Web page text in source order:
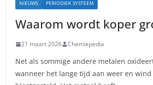
NIEUWS PERIODIEK SYSTEEM
Waarom wordt koper
21 maart 2026 Chemiepedia
Net als sommige andere metalen
wanneer het lange tijd aan weer en